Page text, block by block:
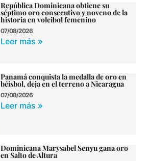
República Dominicana obtiene su
séptimo oro consecutivo y noveno de la
historia en voleibol femenino
07/08/2026
Leer más »
Panamá conquista la medalla de oro en
béisbol, deja en el terreno a Nicaragua
07/08/2026
Leer más »
Dominicana Marysabel Senyu gana oro
en Salto de Altura